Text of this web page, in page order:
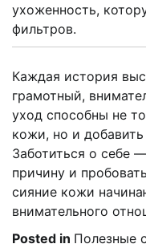
ухоженность,
фильтров.
Каждая история
грамотный,
уход способны не
кожи, но и
Заботиться о себе
причину и
сияние кожи
внимательного
Posted in Полезные